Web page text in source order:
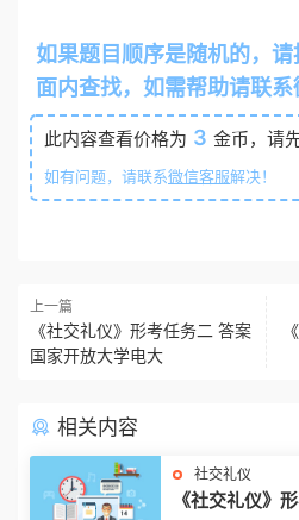
如果题目顺序是随机的，
面内查找，如需帮助请联系
此内容查看价格为 3 金币，请
如有问题，请联系微信客服解决！
上一篇
《社交礼仪》形考任务二 答案
国家开放大学电大
相关内容
社交礼仪
《社交礼仪》